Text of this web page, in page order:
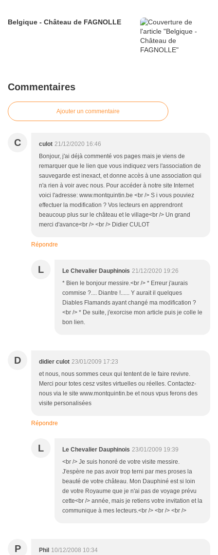
Belgique - Château de FAGNOLLE
Commentaires
Ajouter un commentaire
C culot 21/12/2020 16:46
Bonjour, j'ai déjà commenté vos pages mais je viens de
remarquer que le lien que vous indiquez vers l'association de
sauvegarde est inexact, et donne accès à une association qui
n'a rien à voir avec nous. Pour accéder à notre site Internet
voici l'adresse: www.montquintin.be <br /> S i vous pouviez
effectuer la modification ? Vos lecteurs en apprendront
beaucoup plus sur le château et le village<br /> Un grand
merci d'avance<br /> <br /> Didier CULOT
Répondre
L Le Chevalier Dauphinois 21/12/2020 19:26
* Bien le bonjour messire.<br /> * Erreur j'aurais
commise ?.... Diantre !...... Y aurait il quelques
Diables Flamands ayant changé ma modification ?
<br /> * De suite, j'exorcise mon article puis je colle le
bon lien.
D didier culot 23/01/2009 17:23
et nous, nous sommes ceux qui tentent de le faire revivre.
Merci pour totes cesz vsites virtuelles ou réelles. Contactez-
nous via le site www.montquintin.be et nous vpus ferons des
visite personalisées
Répondre
L Le Chevalier Dauphinois 23/01/2009 19:39
<br /> Je suis honoré de votre visite messire.
J'espère ne pas avoir trop terni par mes proses la
beauté de votre château. Mon Dauphiné est si loin
de votre Royaume que je n'ai pas de voyage prévu
cette<br /> année, mais je retiens votre invitation et la
communique à mes lecteurs.<br /> <br /> <br />
P Phil 10/12/2008 10:34